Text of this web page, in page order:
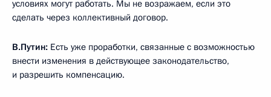
условиях могут работать. Мы не возражаем, если это
сделать через коллективный договор.
В.Путин: Есть уже проработки, связанные с возможностью
внести изменения в действующее законодательство,
и разрешить компенсацию.